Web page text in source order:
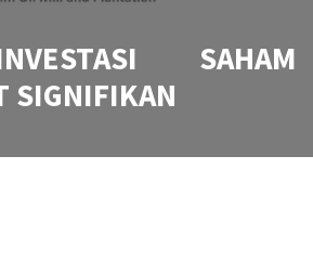
SAHAM
SIGNIFIKAN